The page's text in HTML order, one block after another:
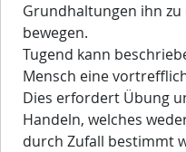
Grundhaltungen ihn
bewegen.
Tugend kann
Mensch eine
Dies erfordert Übung
Handeln, welches
durch Zufall bestimmt